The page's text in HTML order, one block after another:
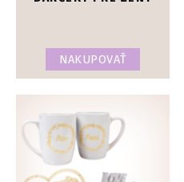
NAKUPOVAŤ